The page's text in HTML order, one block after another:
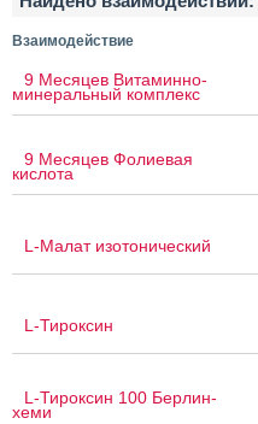
Взаимодействие
9 Месяцев Витаминно-
минеральный комплекс
9 Месяцев Фолиевая
кислота
L-Малат изотонический
L-Тироксин
L-Тироксин 100 Берлин-
хеми